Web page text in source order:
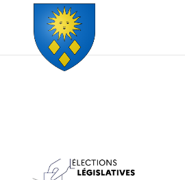
Skip to content